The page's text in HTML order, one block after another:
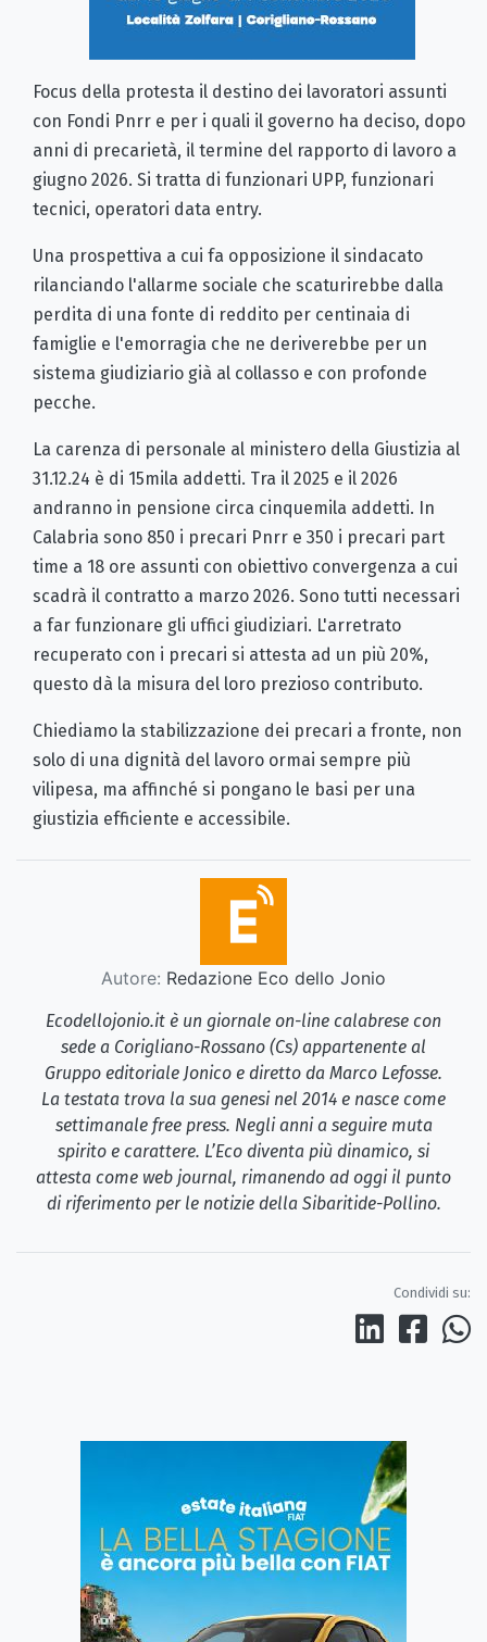
Focus della protesta il destino dei lavoratori assunti
con Fondi Pnrr e per i quali il governo ha deciso, dopo
anni di precarietà, il termine del rapporto di lavoro a
giugno 2026. Si tratta di funzionari UPP, funzionari
tecnici, operatori data entry.
Una prospettiva a cui fa opposizione il sindacato
rilanciando l'allarme sociale che scaturirebbe dalla
perdita di una fonte di reddito per centinaia di
famiglie e l'emorragia che ne deriverebbe per un
sistema giudiziario già al collasso e con profonde
pecche.
La carenza di personale al ministero della Giustizia al
31.12.24 è di 15mila addetti. Tra il 2025 e il 2026
andranno in pensione circa cinquemila addetti. In
Calabria sono 850 i precari Pnrr e 350 i precari part
time a 18 ore assunti con obiettivo convergenza a cui
scadrà il contratto a marzo 2026. Sono tutti necessari
a far funzionare gli uffici giudiziari. L'arretrato
recuperato con i precari si attesta ad un più 20%,
questo dà la misura del loro prezioso contributo.
Chiediamo la stabilizzazione dei precari a fronte, non
solo di una dignità del lavoro ormai sempre più
vilipesa, ma affinché si pongano le basi per una
giustizia efficiente e accessibile.
Autore: Redazione Eco dello Jonio
Ecodellojonio.it è un giornale on-line calabrese con
sede a Corigliano-Rossano (Cs) appartenente al
Gruppo editoriale Jonico e diretto da Marco Lefosse.
La testata trova la sua genesi nel 2014 e nasce come
settimanale free press. Negli anni a seguire muta
spirito e carattere. L’Eco diventa più dinamico, si
attesta come web journal, rimanendo ad oggi il punto
di riferimento per le notizie della Sibaritide-Pollino.
Condividi su: